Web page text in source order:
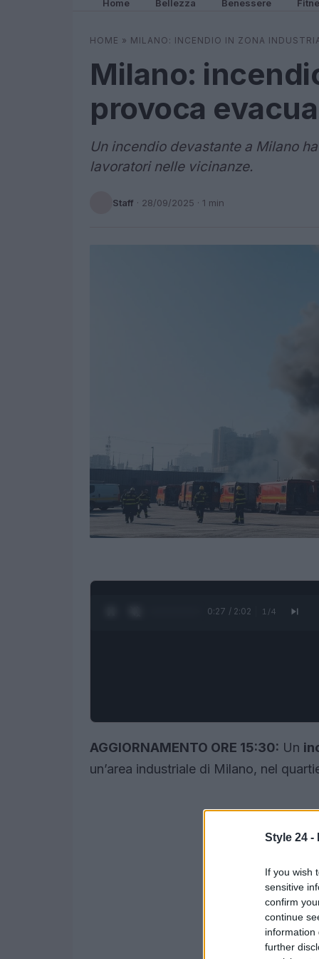
Style 24 -
If you wish
sensitive
confirm
continue
information
further
Home Bellezza Benessere
HOME » MILANO: INCENDIO IN ZONA
Milano:
provoca
Un incendio devastante a Milano
lavoratori nelle vicinanze.
Staff · 28/09/2025 · 1 min
0:28 / 2:02 1 /4
AGGIORNAMENTO ORE 15:30: Un
un’area industriale di Milano, nel